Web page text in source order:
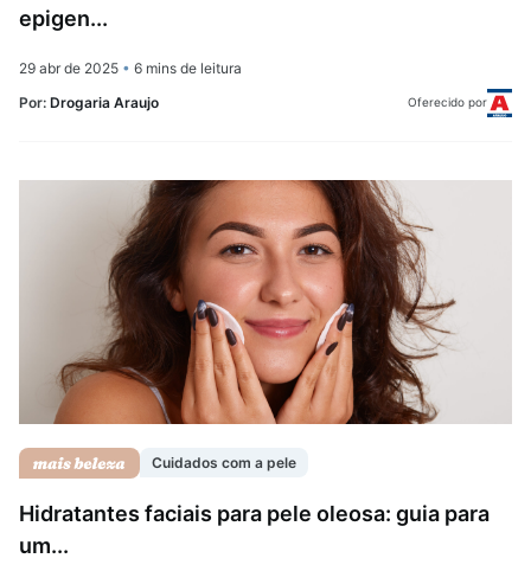
epigen...
29 abr de 2025 • 6 mins de leitura
Por: Drogaria Araujo Oferecido por
Cuidados com a pele
Hidratantes faciais para pele oleosa: guia para
um...